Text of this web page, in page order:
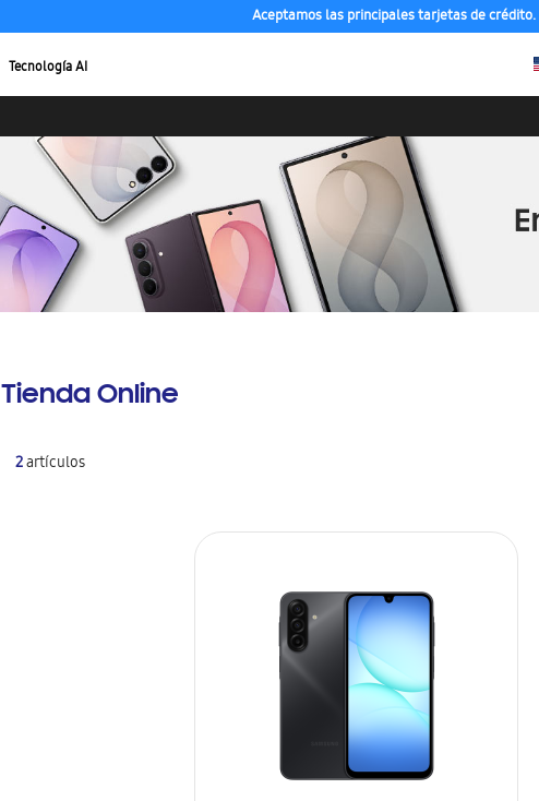
Aceptamos las principales tarjetas de crédito.
Tecnología AI
Tienda Online
2artículos